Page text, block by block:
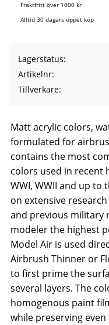
Fraktfritt över 1000 kr
Alltid 30 dagars öppet köp
Lagerstatus
Artikelnr
Tillverkare
Matt acrylic colors,
formulated for
contains the most
colors used in recent
WWI, WWII and up to
on extensive
and previous military
modeler the highest
Model Air is used
Airbrush Thinner or
to first prime the
several layers. The
homogenous paint
while preserving